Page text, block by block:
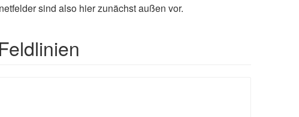
sind also hier zunächst außen vor.